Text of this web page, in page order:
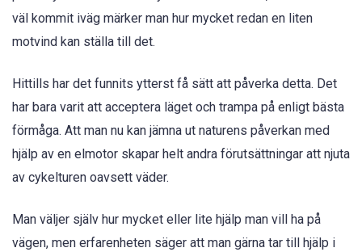
väl kommit iväg märker man hur mycket redan en liten
motvind kan ställa till det.
Hittills har det funnits ytterst få sätt att påverka detta. Det
har bara varit att acceptera läget och trampa på enligt bästa
förmåga. Att man nu kan jämna ut naturens påverkan med
hjälp av en elmotor skapar helt andra förutsättningar att njuta
av cykelturen oavsett väder.
Man väljer själv hur mycket eller lite hjälp man vill ha på
vägen, men erfarenheten säger att man gärna tar till hjälp i